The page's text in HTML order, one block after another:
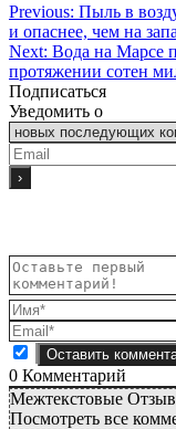
Previous: Пыль в
и опаснее, чем на
Next: Вода на Марсе
протяжении сотен
Подписаться
Уведомить о
0 Комментарий
Межтекстовые
Посмотреть все